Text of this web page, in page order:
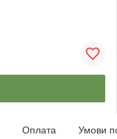
Оплата Умови